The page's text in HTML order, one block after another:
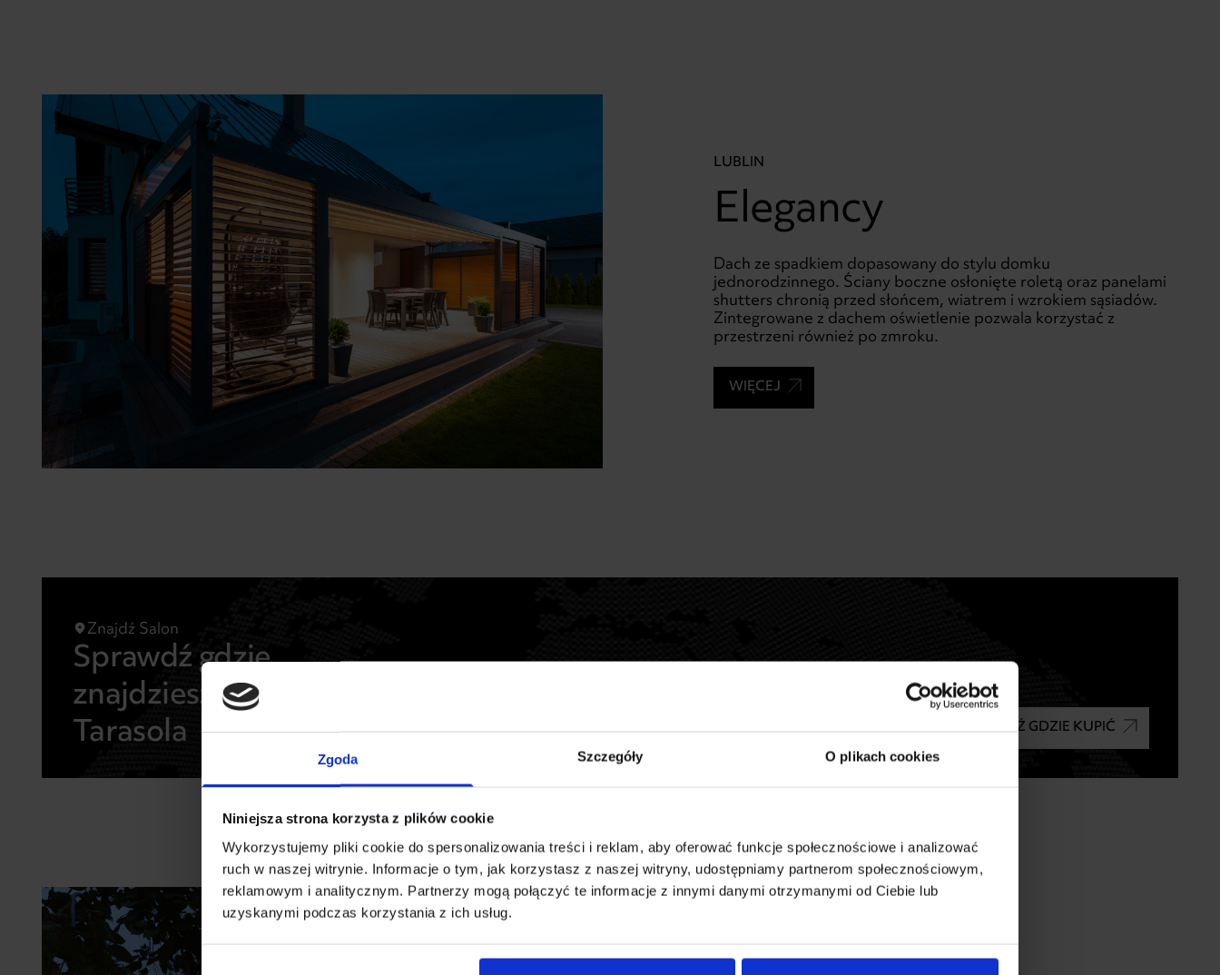
Zgoda Szczegóły O plikach cookies
Niniejsza strona korzysta z plików cookie
Wykorzystujemy pliki cookie do spersonalizowania treści i reklam, aby oferować funkcje społecznościowe i analizować
ruch w naszej witrynie. Informacje o tym, jak korzystasz z naszej witryny, udostępniamy partnerom społecznościowym,
reklamowym i analitycznym. Partnerzy mogą połączyć te informacje z innymi danymi otrzymanymi od Ciebie lub
uzyskanymi podczas korzystania z ich usług.
LUBLIN
Elegancy
Dach ze spadkiem dopasowany do stylu domku
jednorodzinnego. Ściany boczne osłonięte roletą oraz panelami
shutters chronią przed słońcem, wiatrem i wzrokiem sąsiadów.
Zintegrowane z dachem oświetlenie pozwala korzystać z
przestrzeni również po zmroku.
WIĘCEJ
Znajdź Salon
Sprawdź gdzie
znajdziesz produkty
Tarasola
SPRAWDŹ GDZIE KUPIĆ